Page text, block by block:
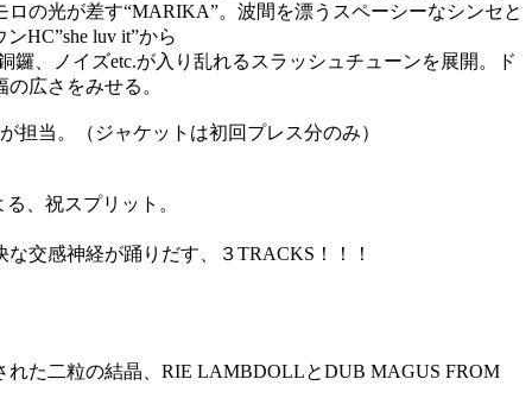
の光が差す“MARIKA”。波間を漂うスペーシーなシンセと
HC”she luv it”から
鑼、ノイズetc.が入り乱れるスラッシュチューンを展開。ド
広さをみせる。
当。（ジャケットは初回プレス分のみ）
、祝スプリット。
交感神経が踊りだす、３TRACKS！！！
た二粒の結晶、RIE LAMBDOLLとDUB MAGUS FROM